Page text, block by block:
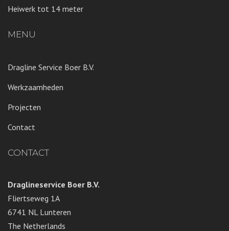
Heiwerk tot 14 meter
MENU
Dragline Service Boer B.V.
Werkzaamheden
Projecten
Contact
CONTACT
Draglineservice Boer B.V.
Fliertseweg 1A
6741 NL Lunteren
The Netherlands